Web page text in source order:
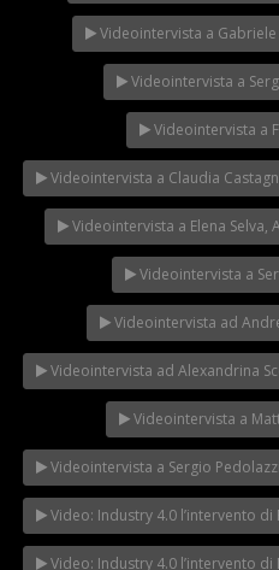
Videointervista a Gabriele
Videointervista a
Videointervista a
Videointervista a Claudia
Videointervista a Elena
Videointervista a
Videointervista ad
Videointervista ad Alexandrina
Videointervista a
Videointervista a Sergio
Video: Industry 4.0 l’intervento
Video: Industry 4.0 l’intervento